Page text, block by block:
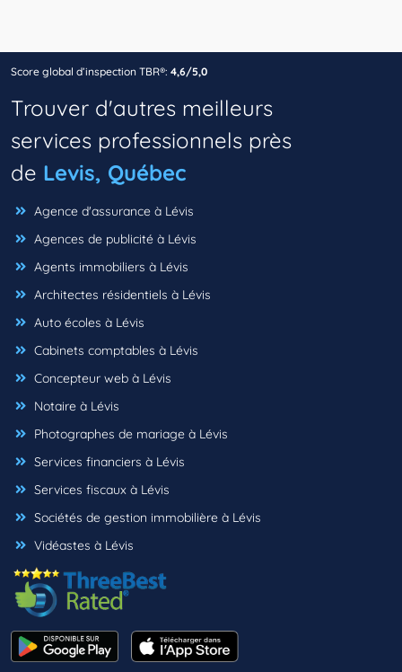
Score global d’inspection TBR®: 4,6/5,0
Trouver d'autres meilleurs
services professionnels près
de Levis, Québec
Agence d'assurance à Lévis
Agences de publicité à Lévis
Agents immobiliers à Lévis
Architectes résidentiels à Lévis
Auto écoles à Lévis
Cabinets comptables à Lévis
Concepteur web à Lévis
Notaire à Lévis
Photographes de mariage à Lévis
Services financiers à Lévis
Services fiscaux à Lévis
Sociétés de gestion immobilière à Lévis
Vidéastes à Lévis